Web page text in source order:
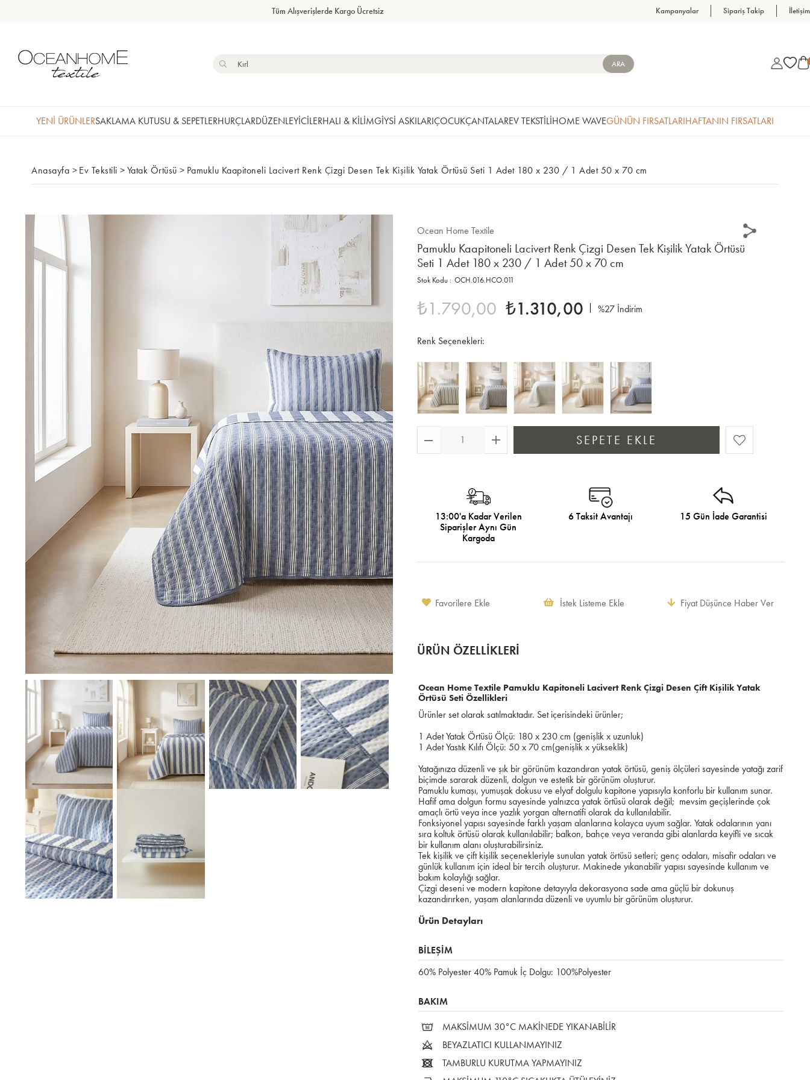
Tüm Alışverişlerde Kargo Ücretsiz Kampanyalar Sipariş Takip İletişim
YENİ ÜRÜNLERSAKLAMA KUTUSU & SEPETLERHURÇLARDÜZENLEYİCİLERHALI & KİLİMGİYSİ ASKILARIÇOCUKÇANTALAREV TEKSTİLİHOME WAVEGÜNÜN FIRSATLARIHAFTANIN FIRSATLARI
Anasayfa >Ev Tekstili >Yatak Örtüsü > Pamuklu Kaapitoneli Lacivert Renk Çizgi Desen Tek Kişilik Yatak Örtüsü Seti 1 Adet 180 x 230 / 1 Adet 50 x 70 cm
Ocean Home Textile
Pamuklu Kaapitoneli Lacivert Renk Çizgi Desen Tek Kişilik Yatak Örtüsü
Seti 1 Adet 180 x 230 / 1 Adet 50 x 70 cm
OCH.016.HCO.011
₺1.790,00 ₺1.310,00 %27 İndirim
Renk Seçenekleri:
13:00'a Kadar Verilen
Siparişler Aynı Gün
Kargoda
6 Taksit Avantajı 15 Gün İade Garantisi
Favorilere Ekle İstek Listeme Ekle Fiyat Düşünce Haber Ver
ÜRÜN ÖZELLIKLERI
Ocean Home Textile Pamuklu Kapitoneli Lacivert Renk Çizgi Desen Çift Kişilik Yatak
Örtüsü Seti Özellikleri
Ürünler set olarak satılmaktadır. Set içerisindeki ürünler;
1 Adet Yatak Örtüsü Ölçü: 180 x 230 cm (genişlik x uzunluk)
1 Adet Yastık Kılıfı Ölçü: 50 x 70 cm(genişlik x yükseklik)
Yatağınıza düzenli ve şık bir görünüm kazandıran yatak örtüsü, geniş ölçüleri sayesinde yatağı zarif
biçimde sararak düzenli, dolgun ve estetik bir görünüm oluşturur.
Pamuklu kumaşı, yumuşak dokusu ve elyaf dolgulu kapitone yapısıyla konforlu bir kullanım sunar.
Hafif ama dolgun formu sayesinde yalnızca yatak örtüsü olarak değil; mevsim geçişlerinde çok
amaçlı örtü veya ince yazlık yorgan alternatifi olarak da kullanılabilir.
Fonksiyonel yapısı sayesinde farklı yaşam alanlarına kolayca uyum sağlar. Yatak odalarının yanı
sıra koltuk örtüsü olarak kullanılabilir; balkon, bahçe veya veranda gibi alanlarda keyifli ve sıcak
bir kullanım alanı oluşturabilirsiniz.
Tek kişilik ve çift kişilik seçenekleriyle sunulan yatak örtüsü setleri; genç odaları, misafir odaları ve
günlük kullanım için ideal bir tercih oluşturur. Makinede yıkanabilir yapısı sayesinde kullanım ve
bakım kolaylığı sağlar.
Çizgi deseni ve modern kapitone detayıyla dekorasyona sade ama güçlü bir dokunuş
kazandırırken, yaşam alanlarında düzenli ve uyumlu bir görünüm oluşturur.
Ürün Detayları
BİLEŞİM
60% Polyester 40% Pamuk İç Dolgu: 100%Polyester
BAKIM
MAKSİMUM 30°C MAKİNEDE YIKANABİLİR
BEYAZLATICI KULLANMAYINIZ
TAMBURLU KURUTMA YAPMAYINIZ